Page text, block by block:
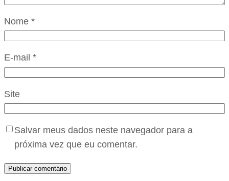
Nome *
E-mail *
Site
Salvar meus dados neste navegador para a
próxima vez que eu comentar.